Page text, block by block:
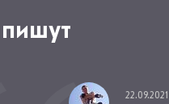
22.09.2021